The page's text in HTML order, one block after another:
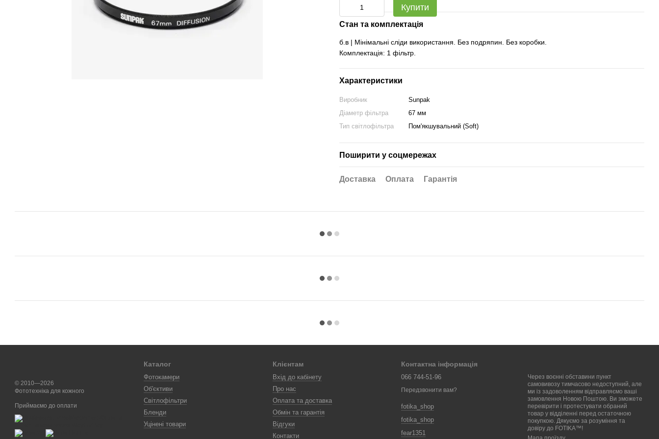
Купити
Стан та комплектація
б.в | Мінімальні сліди використання. Без подряпин. Без коробки.
Комплектація: 1 фільтр.
Характеристики
Виробник
Sunpak
Діаметр фільтра
67 мм
Тип світлофільтра
Пом'якшувальний (Soft)
Поширити у соцмережах
Доставка Оплата Гарантія
© 2010—2026
Фототехніка для кожного
Приймаємо до оплати
Каталог
Фотокамери
Об'єктиви
Світлофільтри
Бленди
Уцінені товари
Клієнтам
Вхід до кабінету
Про нас
Оплата та доставка
Обмін та гарантія
Відгуки
Контакти
Контактна інформація
066 744-51-96
Передзвонити вам?
fotika_shop
fotika_shop
fear1351
Через воєнні обставини пункт
самовивозу тимчасово недоступний, але
ми із задоволенням відправляємо ваші
замовлення Новою Поштою. Ви зможете
перевірити і протестувати обраний
товар у відділенні перед остаточною
покупкою. Дякуємо за розуміння та
довіру до FOTIKA™!